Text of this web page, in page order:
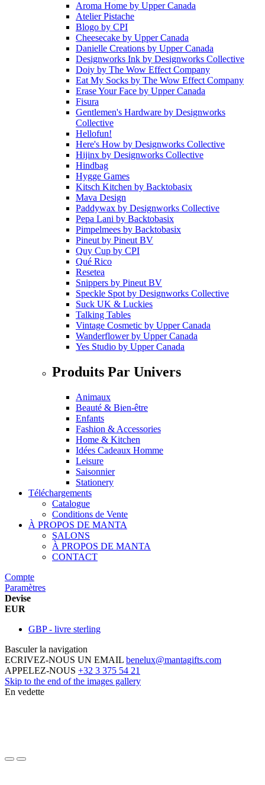
Aroma Home by Upper Canada
Atelier Pistache
Blogo by CPI
Cheesecake by Upper Canada
Danielle Creations by Upper Canada
Designworks Ink by Designworks Collective
Doiy by The Wow Effect Company
Eat My Socks by The Wow Effect Company
Erase Your Face by Upper Canada
Fisura
Gentlemen's Hardware by Designworks
Collective
Hellofun!
Here's How by Designworks Collective
Hijinx by Designworks Collective
Hindbag
Hygge Games
Kitsch Kitchen by Backtobasix
Mava Design
Paddywax by Designworks Collective
Pepa Lani by Backtobasix
Pimpelmees by Backtobasix
Pineut by Pineut BV
Quy Cup by CPI
Qué Rico
Resetea
Snippers by Pineut BV
Speckle Spot by Designworks Collective
Suck UK & Luckies
Talking Tables
Vintage Cosmetic by Upper Canada
Wanderflowerby Upper Canada
Yes Studio by Upper Canada
Produits Par Univers
Animaux
Beauté & Bien-être
Enfants
Fashion & Accessories
Home & Kitchen
Idées Cadeaux Homme
Leisure
Saisonnier
Stationery
Téléchargements
Catalogue
Conditions de Vente
À PROPOS DE MANTA
SALONS
À PROPOS DE MANTA
CONTACT
Compte
Paramètres
Devise
EUR
GBP - livre sterling
Basculer la navigation
ECRIVEZ-NOUS UN EMAIL benelux@mantagifts.com
APPELEZ-NOUS +32 3 375 54 21
Skip to the end of the images gallery
En vedette